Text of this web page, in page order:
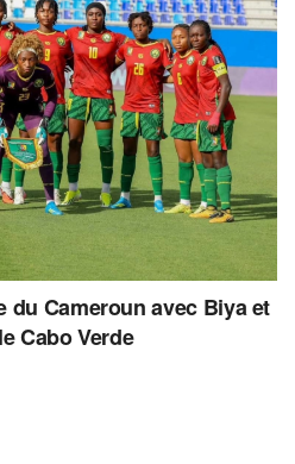
du Cameroun avec Biya et
Cabo Verde